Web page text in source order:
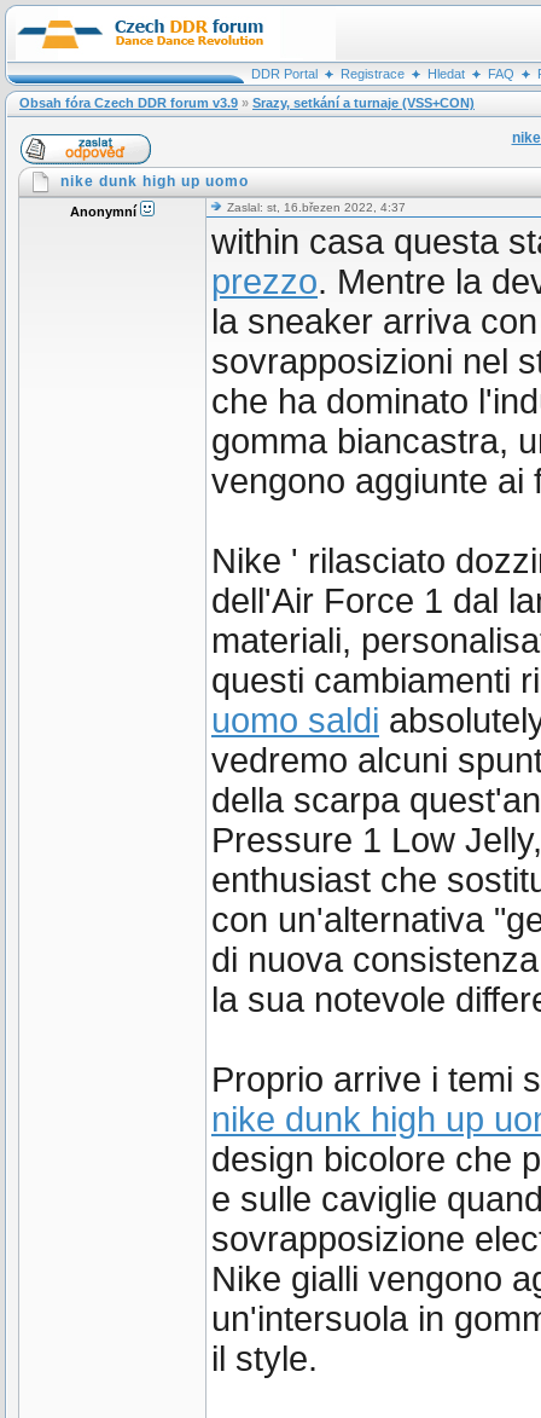
DDR Portal Registrace Hledat FAQ
Obsah fóra Czech DDR forum v3.9 » Srazy, setkání a turnaje (VSS+CON)
nike dunk high up uomo
Anonymní Zaslal: st, 16.březen 2022, 4:37
within casa questa
prezzo. Mentre la
la sneaker arriva
sovrapposizioni nel
che ha dominato
gomma biancastra,
vengono aggiunte ai
Nike ' rilasciato
dell'Air Force 1 dal
materiali,
questi cambiamenti
uomo saldi
vedremo alcuni
della scarpa
Pressure 1 Low
enthusiast che
con un'alternativa
di nuova
la sua notevole
Proprio arrive i temi
nike dunk high up
design bicolore che
e sulle caviglie
sovrapposizione
Nike gialli vengono
un'intersuola in
il style.